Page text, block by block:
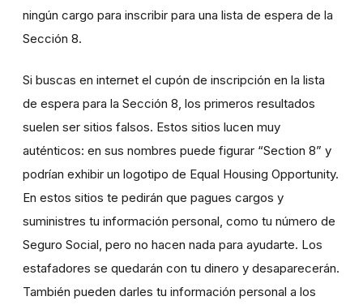
ningún cargo para inscribir para una lista de espera de la
Sección 8.
Si buscas en internet el cupón de inscripción en la lista
de espera para la Sección 8, los primeros resultados
suelen ser sitios falsos. Estos sitios lucen muy
auténticos: en sus nombres puede figurar “Section 8” y
podrían exhibir un logotipo de Equal Housing Opportunity.
En estos sitios te pedirán que pagues cargos y
suministres tu información personal, como tu número de
Seguro Social, pero no hacen nada para ayudarte. Los
estafadores se quedarán con tu dinero y desaparecerán.
También pueden darles tu información personal a los